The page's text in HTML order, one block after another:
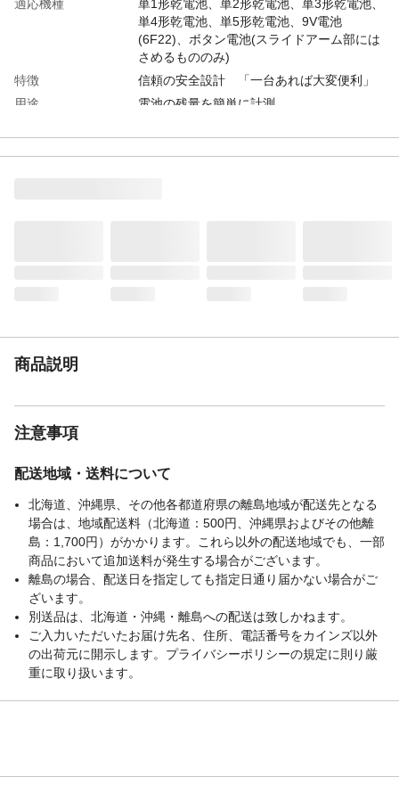
適応機種
単1形乾電池、単2形乾電池、単3形乾電池、
単4形乾電池、単5形乾電池、9V電池
(6F22)、ボタン電池(スライドアーム部には
さめるもののみ)
特徴
信頼の安全設計 「一台あれば大変便利」
用途
電池の残量を簡単に計測
商品説明
注意事項
配送地域・送料について
北海道、沖縄県、その他各都道府県の離島地域が配送先となる
場合は、地域配送料（北海道：500円、沖縄県およびその他離
島：1,700円）がかかります。これら以外の配送地域でも、一部
商品において追加送料が発生する場合がございます。
離島の場合、配送日を指定しても指定日通り届かない場合がご
ざいます。
別送品は、北海道・沖縄・離島への配送は致しかねます。
ご入力いただいたお届け先名、住所、電話番号をカインズ以外
の出荷元に開示します。プライバシーポリシーの規定に則り厳
重に取り扱います。